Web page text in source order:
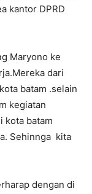
kantor DPRD
Maryono ke
dari
batam .selain
kegiatan
kota batam
Sehinnga kita
dengan di